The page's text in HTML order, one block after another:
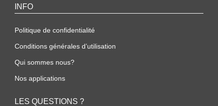
INFO
Politique de confidentialité
Conditions générales d’utilisation
Qui sommes nous?
Nos applications
LES QUESTIONS ?